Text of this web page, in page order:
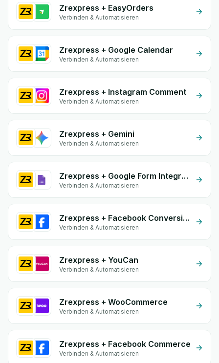
Zrexpress + EasyOrders
Verbinden & Automatisieren
Zrexpress + Google Calendar
Verbinden & Automatisieren
Zrexpress + Instagram Comment
Verbinden & Automatisieren
Zrexpress + Gemini
Verbinden & Automatisieren
Zrexpress + Google Form Integration
Verbinden & Automatisieren
Zrexpress + Facebook Conversion API (CAPI)
Verbinden & Automatisieren
Zrexpress + YouCan
Verbinden & Automatisieren
Zrexpress + WooCommerce
Verbinden & Automatisieren
Zrexpress + Facebook Commerce
Verbinden & Automatisieren